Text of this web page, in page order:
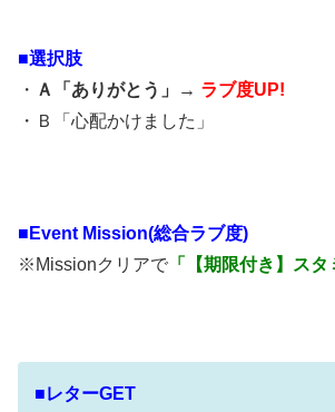
■選択肢
・ Ａ「ありがとう」→ ラブ度UP!
・Ｂ「心配かけました」
■ Event Mission(総合ラブ度)
※Missionクリアで 「【期限付き】スタ
■レターGET